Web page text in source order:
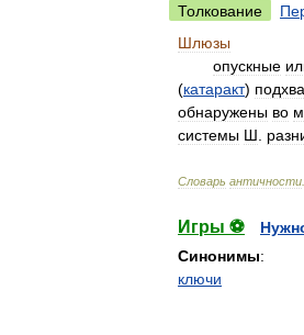
Толкование
Шлюзы
опускные
(катаракт)
обнаружены во
системы Ш
Словарь античности
Игры ⚽
Синонимы:
ключи